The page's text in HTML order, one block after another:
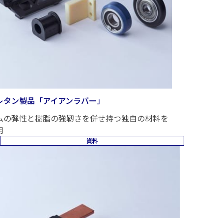
タン製品「アイアンラバー」
の弾性と樹脂の強靭さを併せ持つ独自の材料を
資料